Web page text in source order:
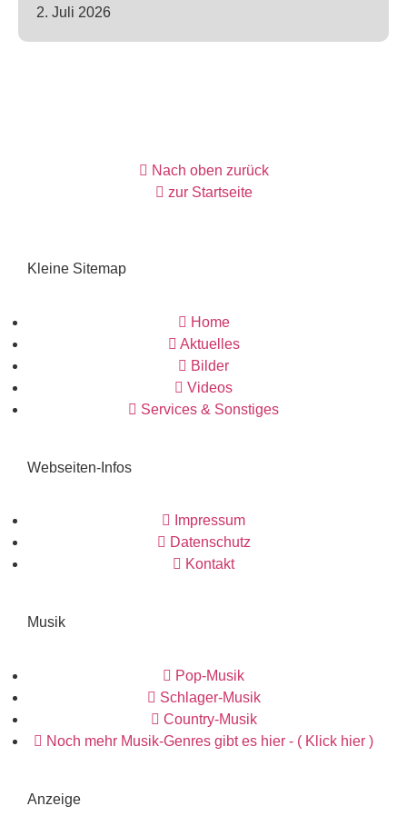
2. Juli 2026
Nach oben zurück
zur Startseite
Kleine Sitemap
Home
Aktuelles
Bilder
Videos
Services & Sonstiges
Webseiten-Infos
Impressum
Datenschutz
Kontakt
Musik
Pop-Musik
Schlager-Musik
Country-Musik
Noch mehr Musik-Genres gibt es hier - ( Klick hier )
Anzeige